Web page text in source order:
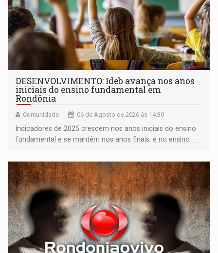
DESENVOLVIMENTO: Ideb avança nos anos
iniciais do ensino fundamental em
Rondônia
Comunidade 06 de Agosto de 2026 às 14:30
Indicadores de 2025 crescem nos anos iniciais do ensino
fundamental e se mantêm nos anos finais; e no ensino